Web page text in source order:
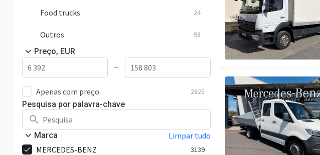
Food trucks 24
Outros 98
Preço, EUR
—
Apenas com preço 2825
Pesquisa por palavra-chave
Marca
Limpar tudo
MERCEDES-BENZ
3139